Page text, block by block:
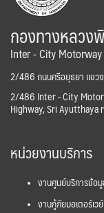
กองทางหลวง
Inter - City
2/486 ถนนศรีอยุธยา แขว
2/486 Inter - City
Highway, Sri Ayutthaya
หน่วยงานบริการ
งานศูนย์บริการข้อ
งานกู้ภัยมอเตอร์เวย์